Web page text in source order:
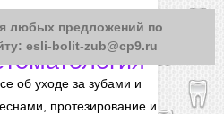
об уходе за зубами и
протезирование и
любых предложений по
esli-bolit-zub@cp9.ru